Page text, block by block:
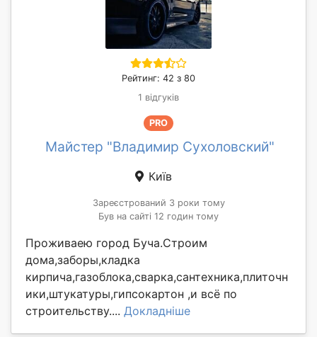
Рейтинг: 42 з 80
1 відгуків
PRO
Майстер "Владимир Сухоловский"
Київ
Зареєстрований 3 роки тому
Був на сайті 12 годин тому
Проживаею город Буча.Строим
дома,заборы,кладка
кирпича,газоблока,сварка,сантехника,плиточн
ики,штукатуры,гипсокартон ,и всё по
строительству.... Докладніше